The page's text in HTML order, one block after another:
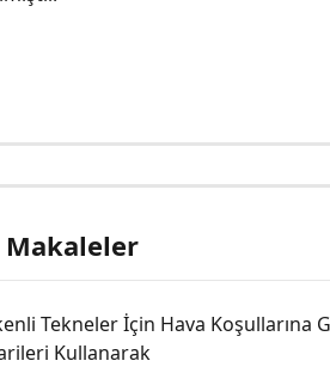
Tekneler İçin Hava Koşullarına
Kullanarak